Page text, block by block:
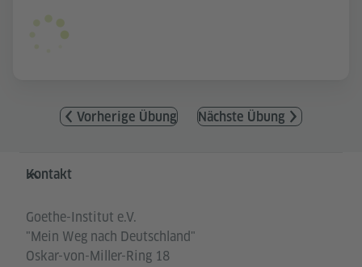
Vorherige Übung Nächste Übung
Service- und Informationsbereich
Kontakt
Goethe-Institut e.V.
"Mein Weg nach Deutschland"
Oskar-von-Miller-Ring 18